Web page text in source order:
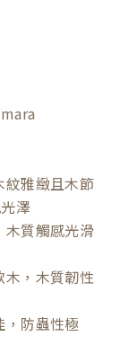
紋雅緻且木節
澤
木質觸感光滑
，木質韌性
防蟲性極